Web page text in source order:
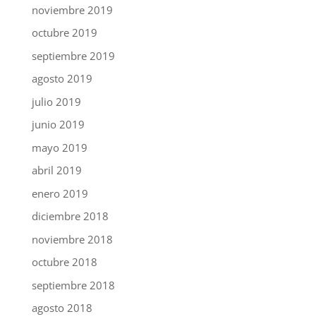
noviembre 2019
octubre 2019
septiembre 2019
agosto 2019
julio 2019
junio 2019
mayo 2019
abril 2019
enero 2019
diciembre 2018
noviembre 2018
octubre 2018
septiembre 2018
agosto 2018